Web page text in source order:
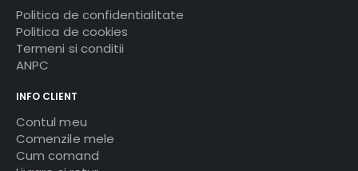
Politica de confidentialitate
Politica de cookies
Termeni si conditii
ANPC
INFO CLIENT
Contul meu
Comenzile mele
Cum comand